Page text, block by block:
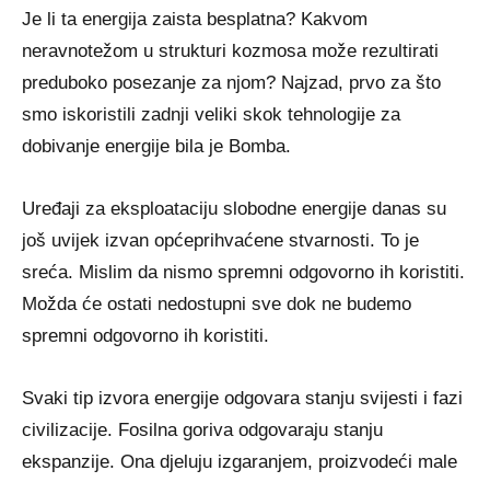
Je li ta energija zaista besplatna? Kakvom
neravnotežom u strukturi kozmosa može rezultirati
preduboko posezanje za njom? Najzad, prvo za što
smo iskoristili zadnji veliki skok tehnologije za
dobivanje energije bila je Bomba.
Uređaji za eksploataciju slobodne energije danas su
još uvijek izvan općeprihvaćene stvarnosti. To je
sreća. Mislim da nismo spremni odgovorno ih koristiti.
Možda će ostati nedostupni sve dok ne budemo
spremni odgovorno ih koristiti.
Svaki tip izvora energije odgovara stanju svijesti i fazi
civilizacije. Fosilna goriva odgovaraju stanju
ekspanzije. Ona djeluju izgaranjem, proizvodeći male